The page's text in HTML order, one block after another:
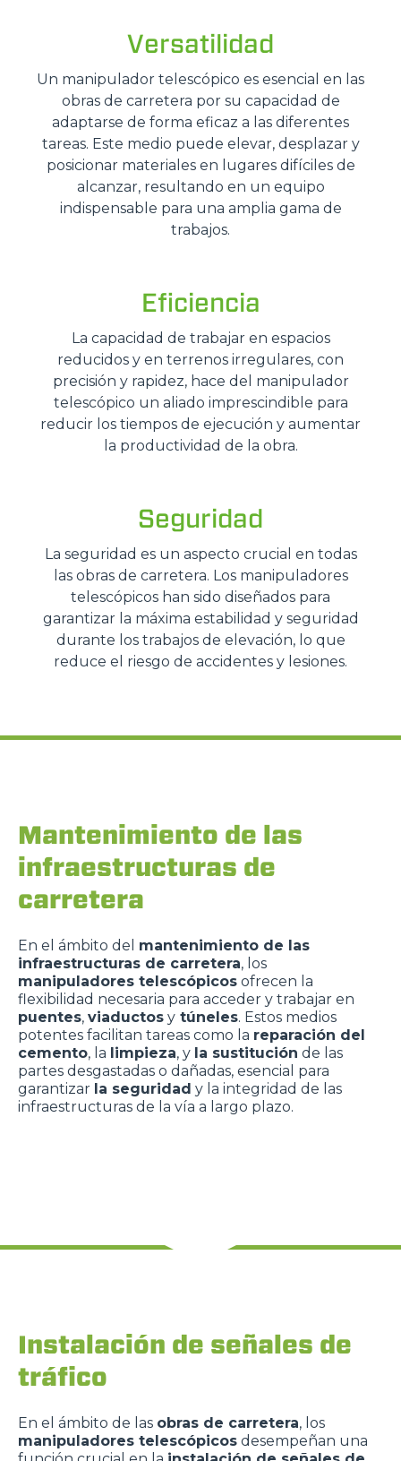
Versatilidad
Un manipulador telescópico es esencial en las
obras de carretera por su capacidad de
adaptarse de forma eficaz a las diferentes
tareas. Este medio puede elevar, desplazar y
posicionar materiales en lugares difíciles de
alcanzar, resultando en un equipo
indispensable para una amplia gama de
trabajos.
Eficiencia
La capacidad de trabajar en espacios
reducidos y en terrenos irregulares, con
precisión y rapidez, hace del manipulador
telescópico un aliado imprescindible para
reducir los tiempos de ejecución y aumentar
la productividad de la obra.
Seguridad
La seguridad es un aspecto crucial en todas
las obras de carretera. Los manipuladores
telescópicos han sido diseñados para
garantizar la máxima estabilidad y seguridad
durante los trabajos de elevación, lo que
reduce el riesgo de accidentes y lesiones.
Mantenimiento de las
infraestructuras de
carretera
En el ámbito del mantenimiento de las
infraestructuras de carretera, los
manipuladores telescópicos ofrecen la
flexibilidad necesaria para acceder y trabajar en
puentes, viaductos y túneles. Estos medios
potentes facilitan tareas como la reparación del
cemento, la limpieza, y la sustitución de las
partes desgastadas o dañadas, esencial para
garantizar la seguridad y la integridad de las
infraestructuras de la vía a largo plazo.
Instalación de señales de
tráfico
En el ámbito de las obras de carretera, los
manipuladores telescópicos desempeñan una